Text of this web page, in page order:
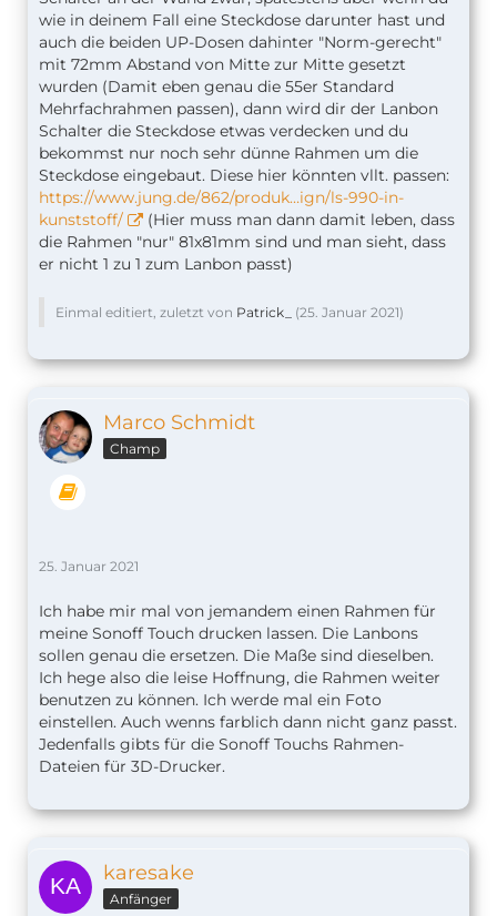
wie in deinem Fall eine Steckdose darunter hast und
auch die beiden UP-Dosen dahinter "Norm-gerecht"
mit 72mm Abstand von Mitte zur Mitte gesetzt
wurden (Damit eben genau die 55er Standard
Mehrfachrahmen passen), dann wird dir der Lanbon
Schalter die Steckdose etwas verdecken und du
bekommst nur noch sehr dünne Rahmen um die
Steckdose eingebaut. Diese hier könnten vllt. passen:
https://www.jung.de/862/produk…ign/ls-990-in-
kunststoff/
(Hier muss man dann damit leben, dass
die Rahmen "nur" 81x81mm sind und man sieht, dass
er nicht 1 zu 1 zum Lanbon passt)
Einmal editiert, zuletzt von Patrick_ (25. Januar 2021)
Marco Schmidt
Champ
25. Januar 2021
Ich habe mir mal von jemandem einen Rahmen für
meine Sonoff Touch drucken lassen. Die Lanbons
sollen genau die ersetzen. Die Maße sind dieselben.
Ich hege also die leise Hoffnung, die Rahmen weiter
benutzen zu können. Ich werde mal ein Foto
einstellen. Auch wenns farblich dann nicht ganz passt.
Jedenfalls gibts für die Sonoff Touchs Rahmen-
Dateien für 3D-Drucker.
karesake
Anfänger